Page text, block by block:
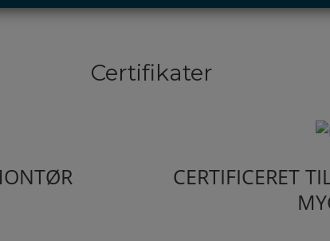
Certifikater
CERTIFICERET